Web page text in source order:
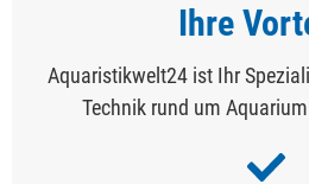
Ihre
Aquaristikwelt24 ist Ihr
Technik rund um